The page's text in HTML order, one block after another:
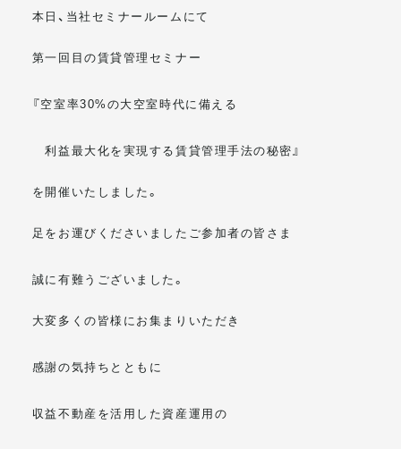
本日、当社セミナールームにて
第一回目の賃貸管理セミナー
『空室率30%の大空室時代に備える
利益最大化を実現する賃貸管理手法の秘密』
を開催いたしました。
足をお運びくださいましたご参加者の皆さま
誠に有難うございました。
大変多くの皆様にお集まりいただき
感謝の気持ちとともに
収益不動産を活用した資産運用の